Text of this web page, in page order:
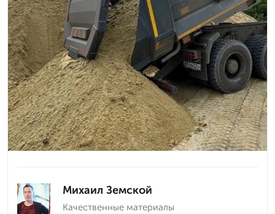
Михаил Земской
Качественные материалы